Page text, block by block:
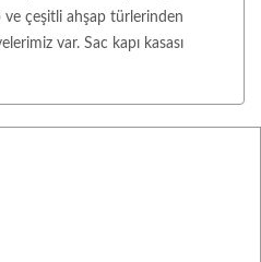
ve çeşitli ahşap türlerinden
var. Sac kapı kasası